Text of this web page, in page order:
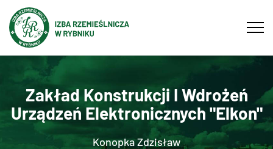
Zakład Konstrukcji I Wdrożeń
Urządzeń Elektronicznych "Elkon"
Konopka Zdzisław